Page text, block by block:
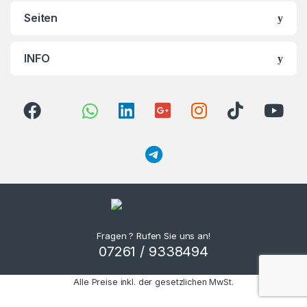
Seiten
INFO
Fragen ? Rufen Sie uns an!
07261 / 9338494
Alle Preise inkl. der gesetzlichen MwSt.